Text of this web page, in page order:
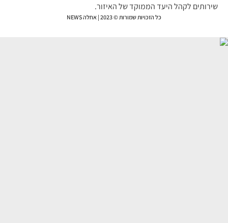
לקהל היעד הממוקד של האיזור.
כל הזכויות שמורות © 2023 | אחלה NEWS